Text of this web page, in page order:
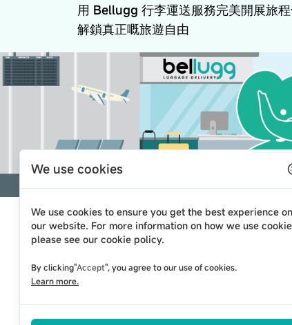
We use cookies
We use cookies to ensure you get the best experience on
our website. For more information on how we use
please see our cookie policy.
By clicking"Accept", you agree to our use of cookies.
Learn more.
用 Bellugg 行李運送服務完美開展旅
解鎖真正嘅旅遊自由
寻求帮助
预订服务
使用方法及步骤
服务网点
关于我们